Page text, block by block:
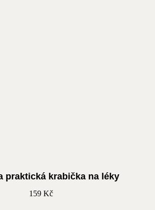
praktická krabička na léky
159 Kč